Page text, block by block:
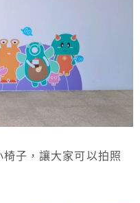
子，讓大家可以拍照